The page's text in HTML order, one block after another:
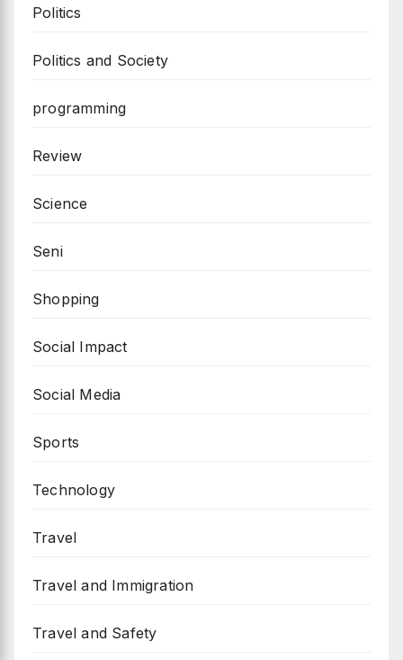
Politics
Politics and Society
programming
Review
Science
Seni
Shopping
Social Impact
Social Media
Sports
Technology
Travel
Travel and Immigration
Travel and Safety